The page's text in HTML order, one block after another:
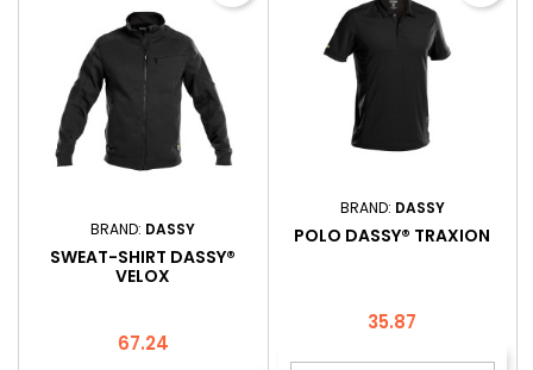
BRAND: DASSY
SWEAT-SHIRT DASSY®
VELOX
Price
67.24
BRAND: DASSY
POLO DASSY® TRAXION
Price
35.87